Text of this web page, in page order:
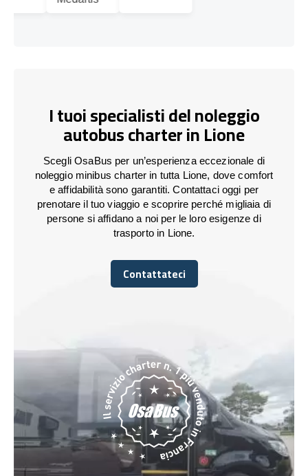
I tuoi specialisti del noleggio
autobus charter in Lione
Scegli OsaBus per un’esperienza eccezionale di
noleggio minibus charter in tutta Lione, dove comfort
e affidabilità sono garantiti. Contattaci oggi per
prenotare il tuo viaggio e scoprire perché migliaia di
persone si affidano a noi per le loro esigenze di
trasporto in Lione.
Contattateci
Contattateci